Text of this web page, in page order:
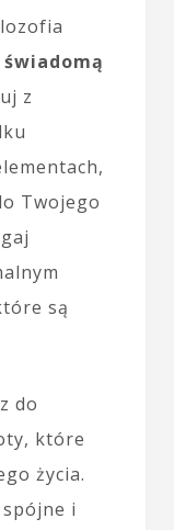
świadomą
z
Twojego
są
do
które
życia.
i